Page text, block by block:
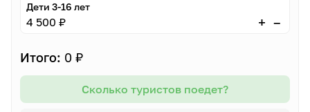
Дети 3-16 лет
4 500 ₽ + –
Итого: 0 ₽
Сколько туристов поедет?